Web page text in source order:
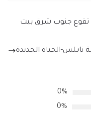
تقوع جنوب شرق بيت
الحياة الجديدة
0%
0%